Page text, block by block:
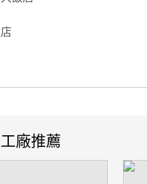
廠推薦